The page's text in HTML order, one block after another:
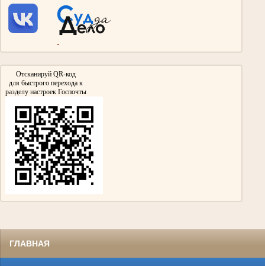
Дед Абдрашитовой Мусфиры Габдулловны - председателя суда с 1986 по 2013гг.
Участвовал в сражении на Курской Дуге и взятии Берлина.
Награжден Орденом Красной звезды, Медалью «За взятие Берлина»
Медалью «За победу над Германией в Великой Отечественной войне 1941-
Гизатуллин Ярулла Хикматович
Участник Великой Отечественной войны
нарсудья Тумутукского(ныне Азнакаевского) народного суда с 1954 по 1957гг.
медалями «За Победу над Германией в Великой Отечественной войне
«За доблестный труд в Великой Отечественной войне 1941-1945гг.»
Отсканируй QR-код
для быстрого перехода к
разделу настроек Госпочты
ГЛАВНАЯ